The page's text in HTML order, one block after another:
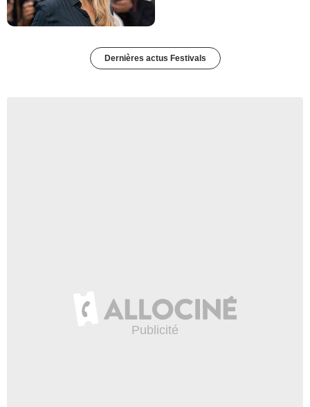
Dernières actus Festivals